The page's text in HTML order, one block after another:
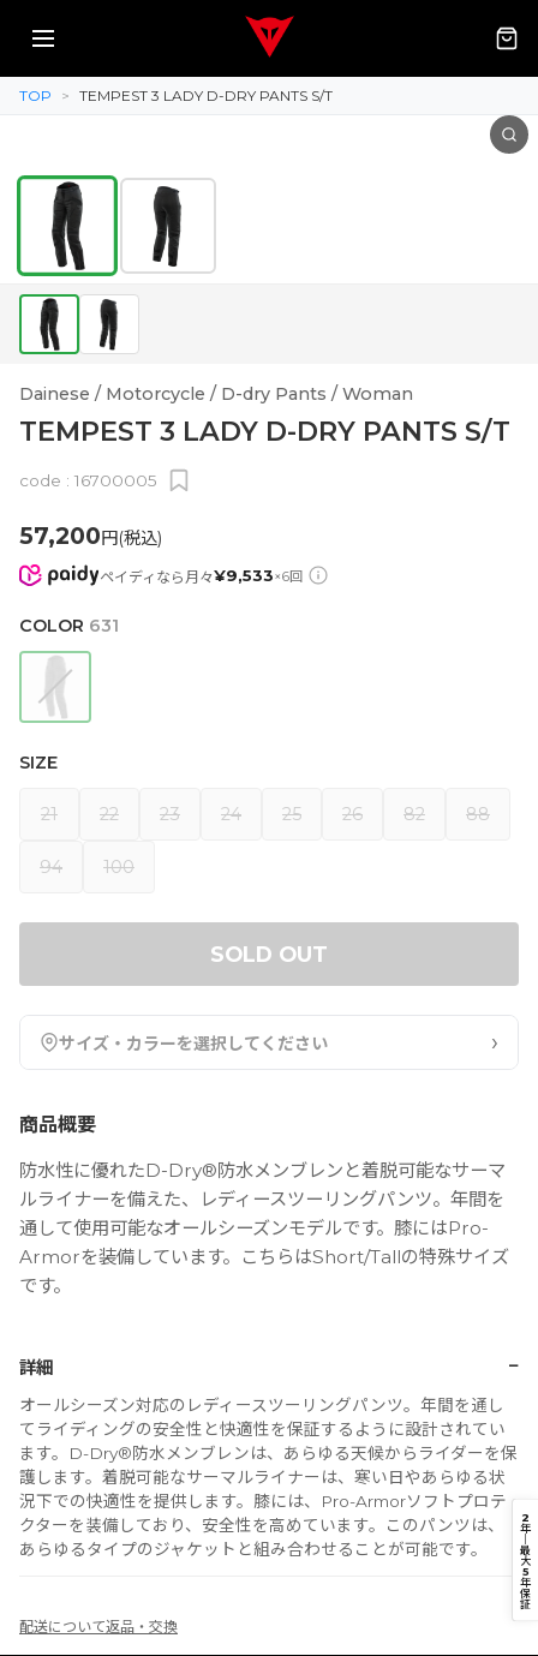
TOP > TEMPEST 3 LADY D-DRY PANTS S/T
Dainese / Motorcycle / D-dry Pants / Woman
TEMPEST 3 LADY D-DRY PANTS S/T
code : 16700005
57,200円(税込)
ペイディなら月々¥9,533×6回
COLOR 631
SIZE
21 22 23 24 25 26 82 88
94 100
SOLD OUT
サイズ・カラーを選択してください ›
商品概要
防水性に優れたD-Dry®防水メンブレンと着脱可能なサーマ
ルライナーを備えた、レディースツーリングパンツ。年間を
通して使用可能なオールシーズンモデルです。膝にはPro-
Armorを装備しています。こちらはShort/Tallの特殊サイズ
です。
詳細 −
オールシーズン対応のレディースツーリングパンツ。年間を通し
てライディングの安全性と快適性を保証するように設計されてい
ます。D-Dry®防水メンブレンは、あらゆる天候からライダーを保
護します。着脱可能なサーマルライナーは、寒い日やあらゆる状
況下での快適性を提供します。膝には、Pro-Armorソフトプロテ
クターを装備しており、安全性を高めています。このパンツは、
あらゆるタイプのジャケットと組み合わせることが可能です。
配送について返品・交換
2
年
｜
最
大
5
年
保
証